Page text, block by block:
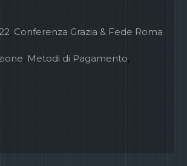
, Conferenza Grazia & Fede Roma
, Metodi di Pagamento,